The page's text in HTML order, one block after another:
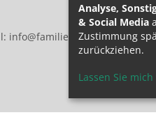
info@familie.at
Analyse,
& Social Media
Zustimmung
zurückziehen.
Lassen Sie